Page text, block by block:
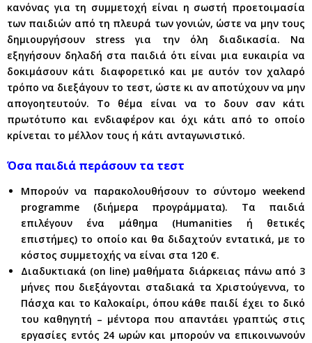
κανόνας για τη συμμετοχή είναι η σωστή προετοιμασία
των παιδιών από τη πλευρά των γονιών, ώστε να μην τους
δημιουργήσουν stress για την όλη διαδικασία. Να
εξηγήσουν δηλαδή στα παιδιά ότι είναι μια ευκαιρία να
δοκιμάσουν κάτι διαφορετικό και με αυτόν τον χαλαρό
τρόπο να διεξάγουν το τεστ, ώστε κι αν αποτύχουν να μην
απογοητευτούν. Το θέμα είναι να το δουν σαν κάτι
πρωτότυπο και ενδιαφέρον και όχι κάτι από το οποίο
κρίνεται το μέλλον τους ή κάτι ανταγωνιστικό.
Όσα παιδιά περάσουν τα τεστ
Μπορούν να παρακολουθήσουν το σύντομο weekend
programme (διήμερα προγράμματα). Τα παιδιά
επιλέγουν ένα μάθημα (Humanities ή θετικές
επιστήμες) το οποίο και θα διδαχτούν εντατικά, με το
κόστος συμμετοχής να είναι στα 120 €.
Διαδυκτιακά (on line) μαθήματα διάρκειας πάνω από 3
μήνες που διεξάγονται σταδιακά τα Χριστούγεννα, το
Πάσχα και το Καλοκαίρι, όπου κάθε παιδί έχει το δικό
του καθηγητή – μέντορα που απαντάει γραπτώς στις
εργασίες εντός 24 ωρών και μπορούν να επικοινωνούν